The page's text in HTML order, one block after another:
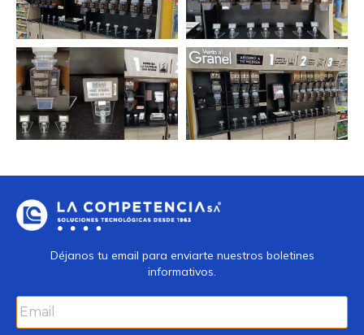
Déjanos tu email para enviarte nuestros boletines
informativos.